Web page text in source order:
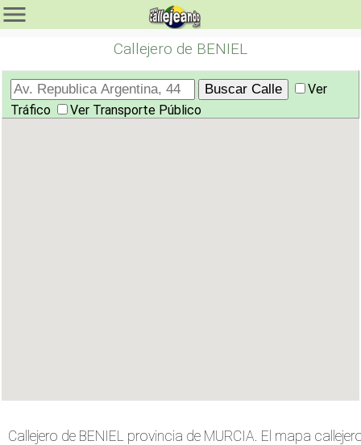
Callejero de BENIEL
Ver
Tráfico
Ver Transporte Público
Callejero de BENIEL provincia de MURCIA. El mapa